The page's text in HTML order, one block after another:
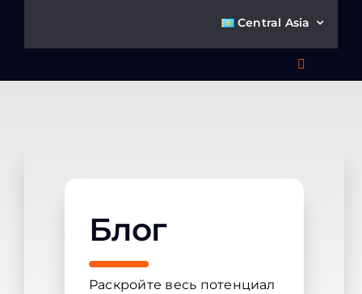
content
Toggle
Central Asia
Блог
Раскройте весь потенциал